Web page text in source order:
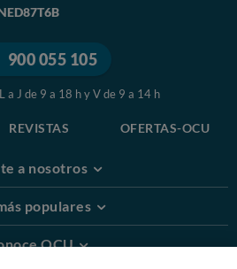
900 055 105
a J de 9 a 18 h y V de 9 a 14 h
REVISTAS OFERTAS-OCU
a nosotros
populares
OCU